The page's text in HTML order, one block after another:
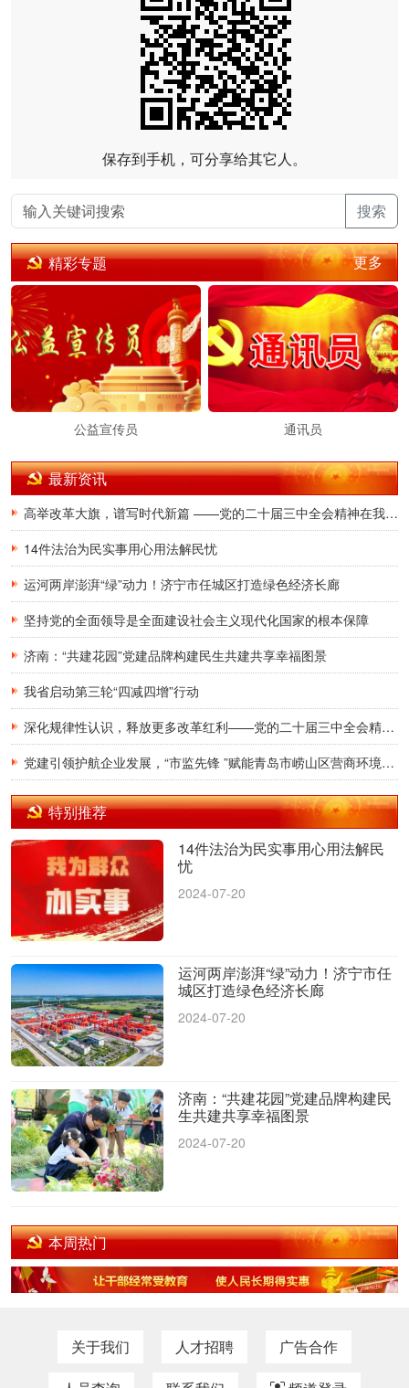
保存到手机，可分享给其它人。
搜索
精彩专题 更多
公益宣传员 通讯员
最新资讯
高举改革大旗，谱写时代新篇 ——党的二十届三中全会精神在我省广大党员干部群众中引发热烈反响
14件法治为民实事用心用法解民忧
运河两岸澎湃“绿”动力！济宁市任城区打造绿色经济长廊
坚持党的全面领导是全面建设社会主义现代化国家的根本保障
济南：“共建花园”党建品牌构建民生共建共享幸福图景
我省启动第三轮“四减四增”行动
深化规律性认识，释放更多改革红利——党的二十届三中全会精神在我省广大党员干部群众中引发热烈反响
党建引领护航企业发展，“市监先锋 ”赋能青岛市崂山区营商环境再提升——山东省市场监管局“市监先锋”宣讲团走进青岛市崂山区兴商护航联盟
特别推荐
14件法治为民实事用心用法解民
忧
2024-07-20
运河两岸澎湃“绿”动力！济宁市任
城区打造绿色经济长廊
2024-07-20
济南：“共建花园”党建品牌构建民
生共建共享幸福图景
2024-07-20
本周热门
关于我们 人才招聘
广告合作